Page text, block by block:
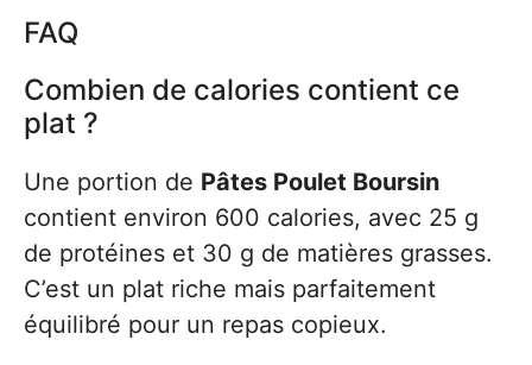
FAQ
Combien de calories contient ce
plat ?
Une portion de Pâtes Poulet Boursin
contient environ 600 calories, avec 25 g
de protéines et 30 g de matières grasses.
C’est un plat riche mais parfaitement
équilibré pour un repas copieux.